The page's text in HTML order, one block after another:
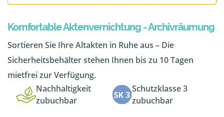
Komfortable Aktenvernichtung - Archivräumung
Sortieren Sie Ihre Altakten in Ruhe aus – Die
Sicherheitsbehälter stehen Ihnen bis zu 10 Tagen
mietfrei zur Verfügung.
Nachhaltigkeit
zubuchbar
Schutzklasse 3
zubuchbar